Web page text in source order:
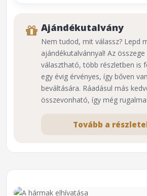
Ajándékutalvány
Nem tudod, mit válassz? Lepd
ajándékutalvánnyal! Az
választható, több részletben is
egy évig érvényes, így bőven
beváltására. Ráadásul más
összevonható, így még
Tovább a